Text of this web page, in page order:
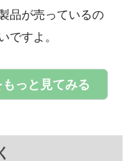
品が売っているの
ですよ。
っと見てみる